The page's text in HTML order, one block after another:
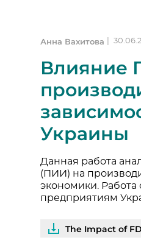
Анна Вахитова
Влияние
Украины
Данная работа
(ПИИ) на
экономики.
предприятиям
The Impact of FDI